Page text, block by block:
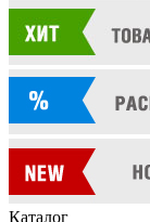
Каталог